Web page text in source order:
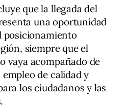
que la llegada del
una oportunidad
posicionamiento
siempre que el
vaya acompañado de
de calidad y
los ciudadanos y las